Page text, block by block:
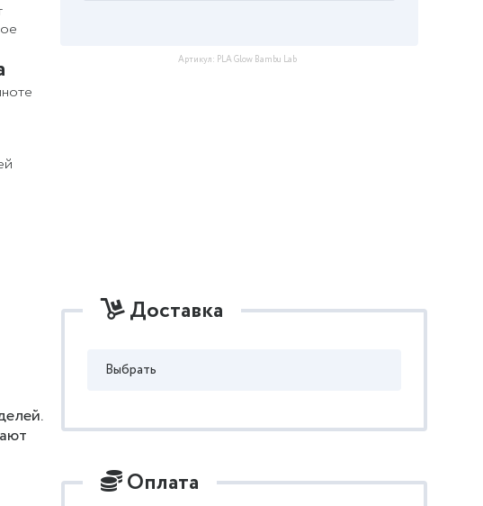
Артикул: PLA Glow Bambu Lab
Доставка
Выбрать
Оплата